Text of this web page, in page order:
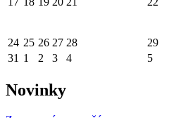
24 25 26 27 28 29
31 1 2 3 4 5
Novinky